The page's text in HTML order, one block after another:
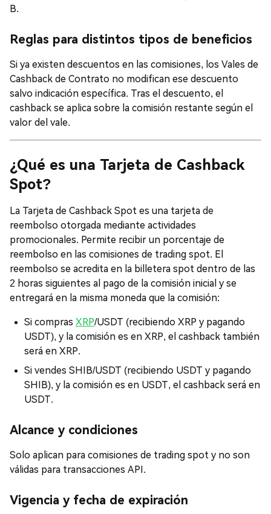
B.
Reglas para distintos tipos de beneficios
Si ya existen descuentos en las comisiones, los Vales de
Cashback de Contrato no modifican ese descuento
salvo indicación específica. Tras el descuento, el
cashback se aplica sobre la comisión restante según el
valor del vale.
¿Qué es una Tarjeta de Cashback
Spot?
La Tarjeta de Cashback Spot es una tarjeta de
reembolso otorgada mediante actividades
promocionales. Permite recibir un porcentaje de
reembolso en las comisiones de trading spot. El
reembolso se acredita en la billetera spot dentro de las
2 horas siguientes al pago de la comisión inicial y se
entregará en la misma moneda que la comisión:
Si compras XRP/USDT (recibiendo XRP y pagando
USDT), y la comisión es en XRP, el cashback también
será en XRP.
Si vendes SHIB/USDT (recibiendo USDT y pagando
SHIB), y la comisión es en USDT, el cashback será en
USDT.
Alcance y condiciones
Solo aplican para comisiones de trading spot y no son
válidas para transacciones API.
Vigencia y fecha de expiración